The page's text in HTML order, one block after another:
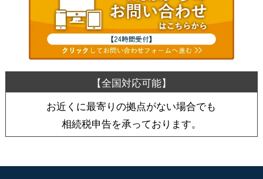
お近くに最寄りの拠点がない場合でも
相続税申告を承っております。